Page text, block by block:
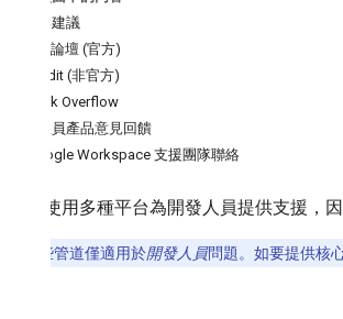
問題與建議
社群論壇 (官方)
Reddit (非官方)
Stack Overflow
開發人員產品意見回饋
與 Google Workspace 支援團隊聯絡
我們會使用多種平台為開發人員提供支援，
這些管道僅適用於開發人員問題。如要提供核